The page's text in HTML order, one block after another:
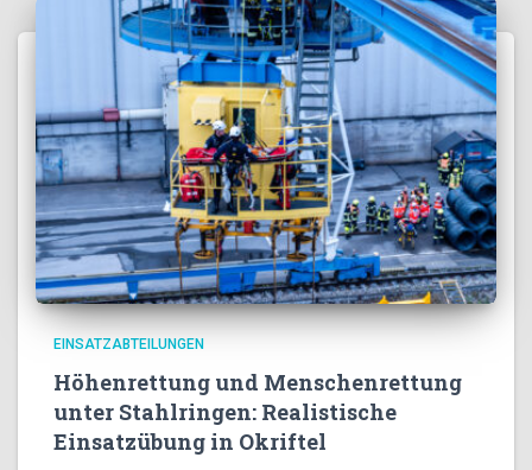
EINSATZABTEILUNGEN
Höhenrettung und Menschenrettung
unter Stahlringen: Realistische
Einsatzübung in Okriftel